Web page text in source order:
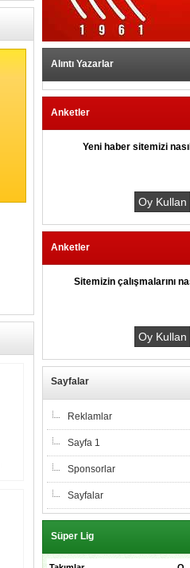
Alıntı Yazarlar
Anketler
Yeni haber sitemizi
Anketler
Sitemizin çalışmalarını
Sayfalar
Reklamlar
Sayfa 1
Sponsorlar
Sayfalar
Süper Lig